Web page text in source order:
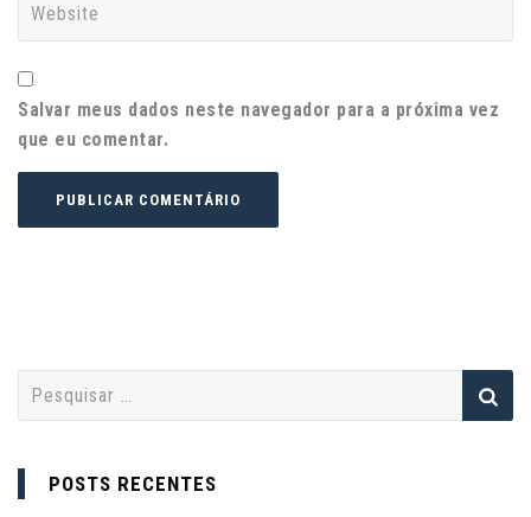
Salvar meus dados neste navegador para a próxima vez
que eu comentar.
q
u
POSTS RECENTES